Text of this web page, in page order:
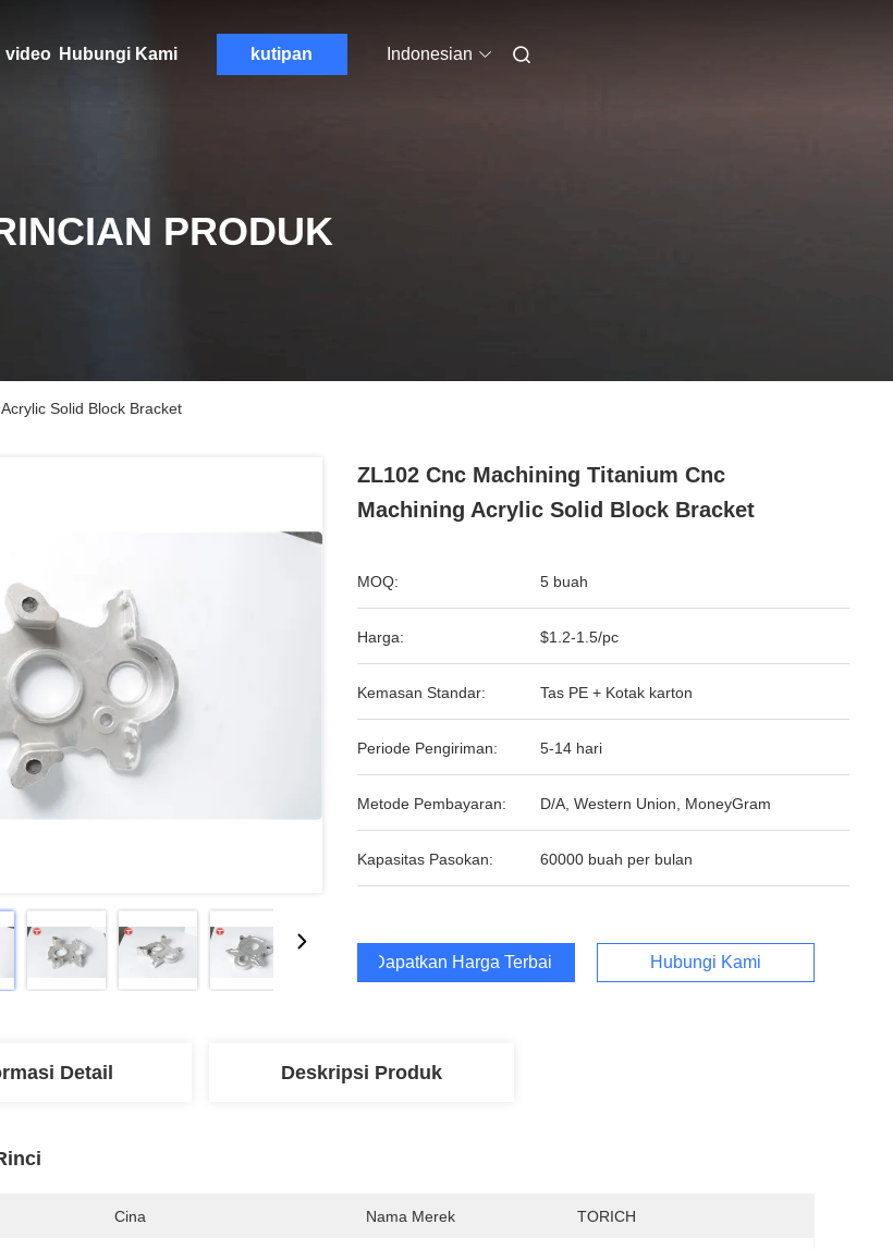
video Hubungi Kami kutipan Indonesian
PRODUK
Solid Block Bracket
ZL102 Cnc Machining Titanium Cnc
Machining Acrylic Solid Block Bracket
MOQ: 5 buah
Harga: $1.2-1.5/pc
Kemasan Standar: Tas PE + Kotak karton
Periode Pengiriman: 5-14 hari
Metode Pembayaran: D/A, Western Union, MoneyGram
Kapasitas Pasokan: 60000 buah per bulan
Dapatkan Harga Terbaik Hubungi Kami
Detail Deskripsi Produk
Cina Nama Merek TORICH